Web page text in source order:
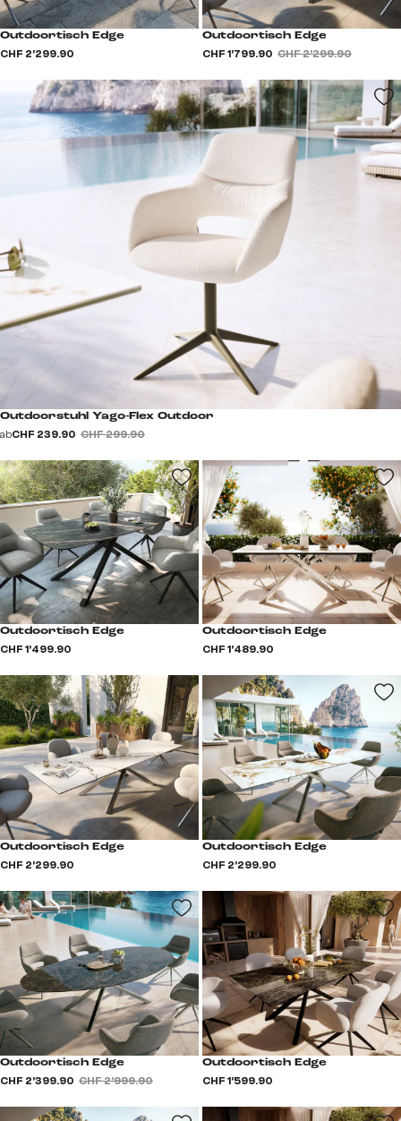
Outdoorstuhl Yago-Flex Outdoor
abCHF 239.90 CHF 299.90
Outdoortisch Edge
CHF 2’299.90
Outdoortisch Edge
CHF 1’799.90 CHF 2’299.90
Outdoortisch Edge
CHF 1’499.90
Outdoortisch Edge
CHF 1’489.90
Outdoortisch Edge
CHF 2’299.90
Outdoortisch Edge
CHF 2’299.90
Outdoortisch Edge
CHF 2’399.90 CHF 2’999.90
Outdoortisch Edge
CHF 1’599.90